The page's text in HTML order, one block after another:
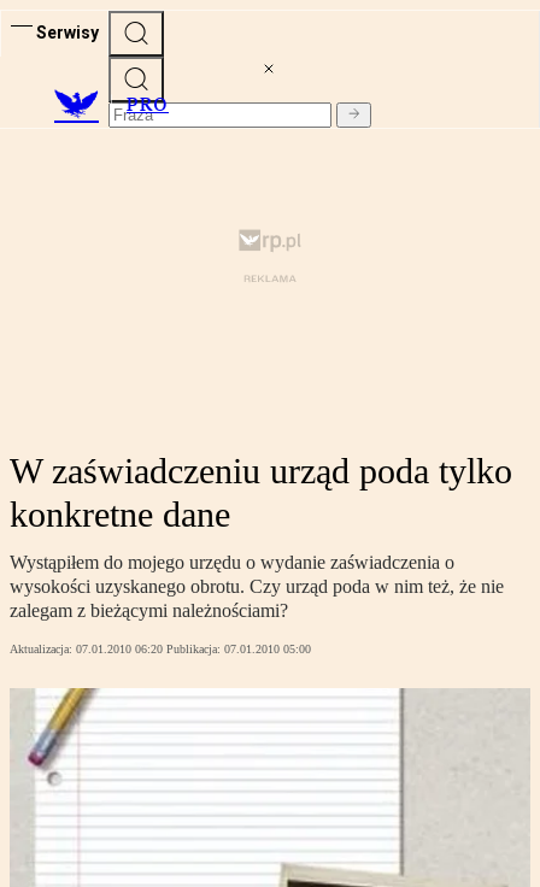
Serwisy
PRO
W zaświadczeniu urząd poda tylko
konkretne dane
Wystąpiłem do mojego urzędu o wydanie zaświadczenia o
wysokości uzyskanego obrotu. Czy urząd poda w nim też, że nie
zalegam z bieżącymi należnościami?
Aktualizacja: 07.01.2010 06:20 Publikacja: 07.01.2010 05:00